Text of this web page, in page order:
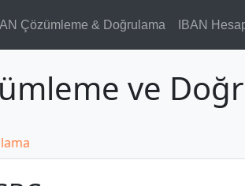
Çözümleme & Doğrulama IBAN
ve